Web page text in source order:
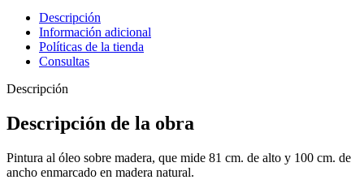
Descripción
Información adicional
Políticas de la tienda
Consultas
Descripción
Descripción de la obra
Pintura al óleo sobre madera, que mide 81 cm. de alto y 100 cm. de
ancho enmarcado en madera natural.